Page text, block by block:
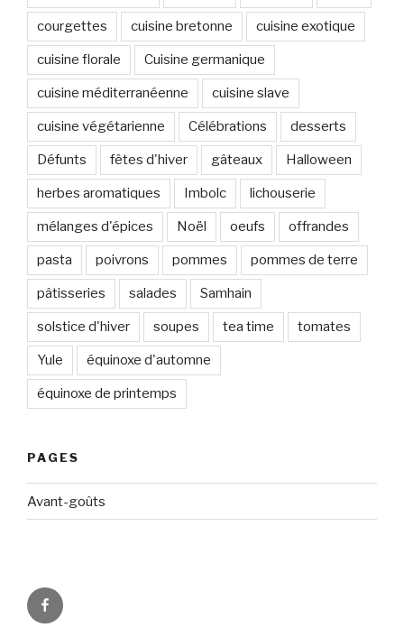
courgettes cuisine bretonne cuisine exotique
cuisine florale Cuisine germanique
cuisine méditerranéenne cuisine slave
cuisine végétarienne Célébrations desserts
Défunts fêtes d'hiver gâteaux Halloween
herbes aromatiques Imbolc lichouserie
mélanges d'épices Noël oeufs offrandes
pasta poivrons pommes pommes de terre
pâtisseries salades Samhain
solstice d'hiver soupes tea time tomates
Yule équinoxe d'automne
équinoxe de printemps
PAGES
Avant-goûts
Circadismes
sur